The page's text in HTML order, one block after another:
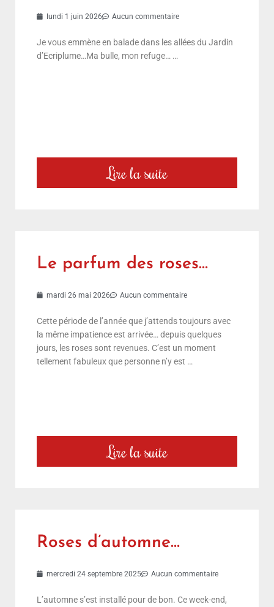
lundi 1 juin 2026 Aucun commentaire
Je vous emmène en balade dans les allées du Jardin
d’Ecriplume…Ma bulle, mon refuge… …
Lire la suite
Le parfum des roses…
mardi 26 mai 2026 Aucun commentaire
Cette période de l’année que j’attends toujours avec
la même impatience est arrivée… depuis quelques
jours, les roses sont revenues. C’est un moment
tellement fabuleux que personne n’y est …
Lire la suite
Roses d’automne…
mercredi 24 septembre 2025 Aucun commentaire
L’automne s’est installé pour de bon. Ce week-end,